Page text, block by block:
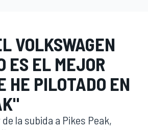
VOLKSWAGEN
ES EL MEJOR
HE PILOTADO EN
la subida a Pikes Peak,